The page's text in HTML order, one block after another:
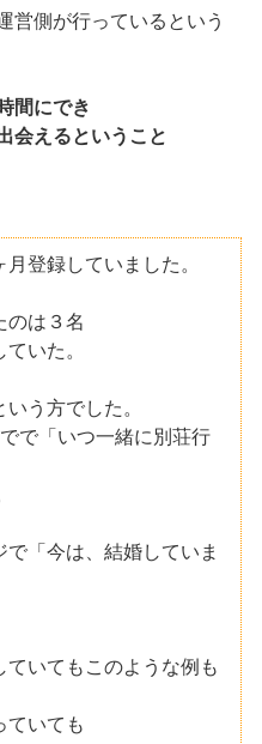
営側が行っているという
間にでき
会えるということ
登録していました。
のは３名
いた。
う方でした。
いつ一緒に別荘行
「今は、結婚していま
いてもこのような例も
ていても